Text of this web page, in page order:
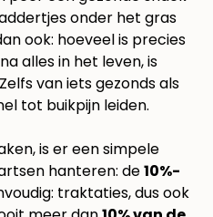
onder het gras
ook: hoeveel is precies
alles in het leven, is
van iets gezonds als
tot buikpijn leiden.
is er een simpele
hanteren: de10%-
traktaties, dus ook